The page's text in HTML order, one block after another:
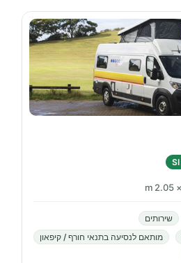
שירותים
מותאם לנסיעה בתנאי חורף / קיפאון